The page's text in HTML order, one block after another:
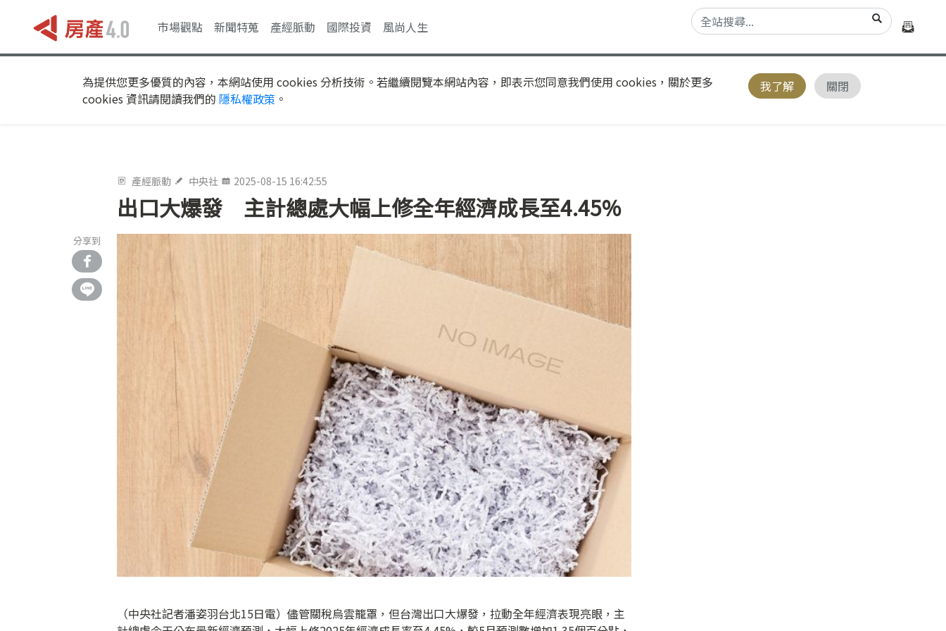
市場觀點 新聞特蒐 產經脈動 國際投資 風尚人生
為提供您更多優質的內容，本網站使用 cookies 分析技術。若繼續閱覽本網站內容，即表示您同意我們使用 cookies，關於更多
cookies 資訊請閱讀我們的 隱私權政策 。
我了解 關閉
產經脈動 中央社 2025-08-15 16:42:55
出口大爆發 主計總處大幅上修全年經濟成長至4.45%
分享到
（中央社記者潘姿羽台北15日電）儘管關稅烏雲籠罩，但台灣出口大爆發，拉動全年經濟表現亮眼，主